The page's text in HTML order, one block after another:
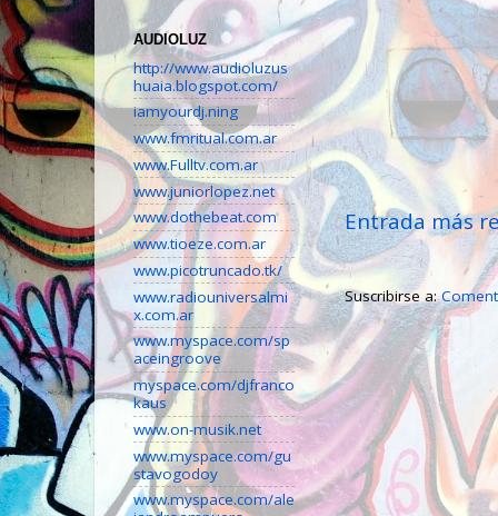
Entrada más
Suscribirse a:
AUDIOLUZ
http://www.audioluzus
huaia.blogspot.com/
iamyourdj.ning
www.fmritual.com.ar
www.Fulltv.com.ar
www.juniorlopez.net
www.dothebeat.com
www.tioeze.com.ar
www.picotruncado.tk/
www.radiouniversalmi
x.com.ar
www.myspace.com/sp
aceingroove
myspace.com/djfranco
kaus
www.on-musik.net
www.myspace.com/gu
stavogodoy
www.myspace.com/ale